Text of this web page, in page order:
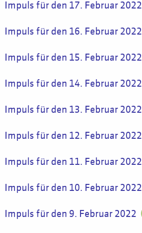
Impuls für den 17. Februar 2022
Impuls für den 16. Februar 2022
Impuls für den 15. Februar 2022
Impuls für den 14. Februar 2022
Impuls für den 13. Februar 2022
Impuls für den 12. Februar 2022
Impuls für den 11. Februar 2022
Impuls für den 10. Februar 2022
Impuls für den 9. Februar 2022